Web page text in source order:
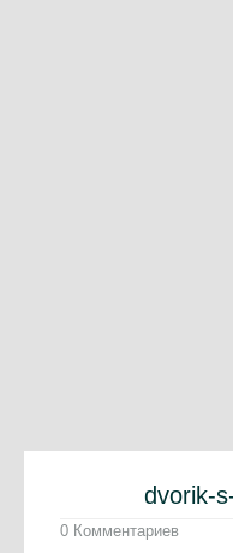
dvorik-
0 Комментариев